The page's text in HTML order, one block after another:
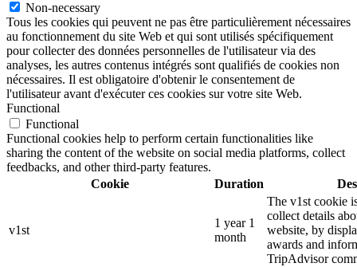
Non-necessary
Tous les cookies qui peuvent ne pas être particulièrement nécessaires
au fonctionnement du site Web et qui sont utilisés spécifiquement
pour collecter des données personnelles de l'utilisateur via des
analyses, les autres contenus intégrés sont qualifiés de cookies non
nécessaires. Il est obligatoire d'obtenir le consentement de
l'utilisateur avant d'exécuter ces cookies sur votre site Web.
Functional
Functional
Functional cookies help to perform certain functionalities like
sharing the content of the website on social media platforms, collect
feedbacks, and other third-party features.
Cookie
Duration
v1st
1 year 1
month
The v1st cookie
collect details
website, by
awards and
TripAdvisor